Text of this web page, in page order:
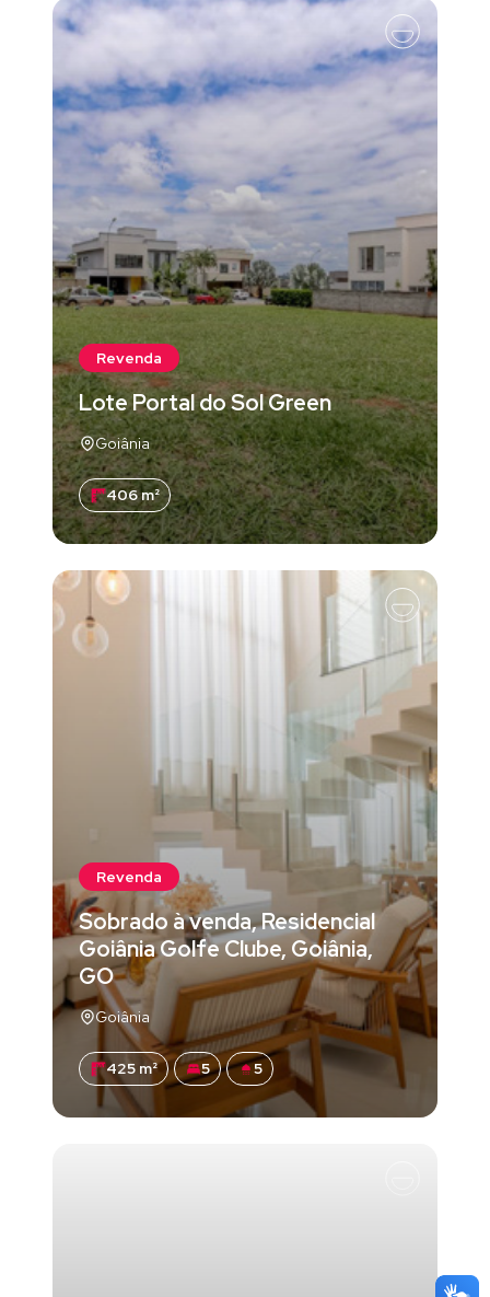
Revenda
Lote Portal do Sol Green
Goiânia
406 m²
Revenda
Sobrado à venda, Residencial
Goiânia Golfe Clube, Goiânia,
GO
Goiânia
425 m² 5 5